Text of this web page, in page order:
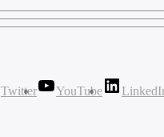
Twitter YouTube